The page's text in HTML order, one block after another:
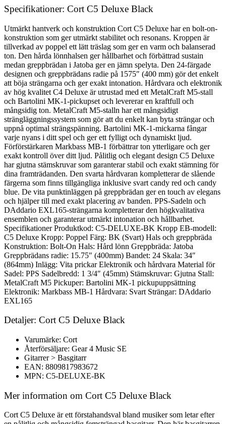
Specifikationer: Cort C5 Deluxe Black
Utmärkt hantverk och konstruktion Cort C5 Deluxe har en bolt-on-
konstruktion som ger utmärkt stabilitet och resonans. Kroppen är
tillverkad av poppel ett lätt träslag som ger en varm och balanserad
ton. Den hårda lönnhalsen ger hållbarhet och förbättrad sustain
medan greppbrädan i Jatoba ger en jämn spelyta. Den 24-färgade
designen och greppbrädans radie på 1575″ (400 mm) gör det enkelt
att böja strängarna och ger exakt intonation. Hårdvara och elektronik
av hög kvalitet C4 Deluxe är utrustad med ett MetalCraft M5-stall
och Bartolini MK-1-pickupset och levererar en kraftfull och
mångsidig ton. MetalCraft M5-stalln har ett mångsidigt
strängläggningssystem som gör att du enkelt kan byta strängar och
uppnå optimal strängspänning. Bartolini MK-1-mickarna fångar
varje nyans i ditt spel och ger ett fylligt och dynamiskt ljud.
Förförstärkaren Markbass MB-1 förbättrar ton ytterligare och ger
exakt kontroll över ditt ljud. Pålitlig och elegant design C5 Deluxe
har gjutna stämskruvar som garanterar stabil och exakt stämning för
dina framträdanden. Den svarta hårdvaran kompletterar de slående
färgerna som finns tillgängliga inklusive svart candy red och candy
blue. De vita punktinläggen på greppbrädan ger en touch av elegans
och hjälper till med exakt placering av banden. PPS-Sadeln och
DAddario EXL165-strängarna kompletterar den högkvalitativa
ensemblen och garanterar utmärkt intonation och hållbarhet.
Specifikationer Produktkod: C5-DELUXE-BK Kropp EB-modell:
C5 Deluxe Kropp: Poppel Färg: BK (Svart) Hals och greppbräda
Konstruktion: Bolt-On Hals: Hård lönn Greppbräda: Jatoba
Greppbrädans radie: 15.75″ (400mm) Bandet: 24 Skala: 34″
(864mm) Inlägg: Vita prickar Elektronik och hårdvara Material för
Sadel: PPS Sadelbredd: 1 3/4″ (45mm) Stämskruvar: Gjutna Stall:
MetalCraft M5 Pickuper: Bartolini MK-1 pickupuppsättning
Elektronik: Markbass MB-1 Hårdvara: Svart Strängar: DAddario
EXL165
Detaljer: Cort C5 Deluxe Black
Varumärke: Cort
Återförsäljare: Gear 4 Music SE
Gitarrer > Basgitarr
EAN: 8809817983672
MPN: C5-DELUXE-BK
Mer information om Cort C5 Deluxe Black
Cort C5 Deluxe är ett förstahandsval bland musiker som letar efter